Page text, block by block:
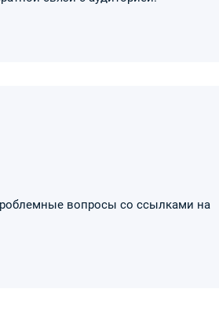
вопросы со ссылками на